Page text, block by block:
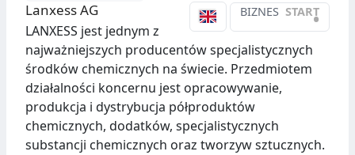
BIZNES START
•
Lanxess AG
LANXESS jest jednym z
najważniejszych producentów specjalistycznych
środków chemicznych na świecie. Przedmiotem
działalności koncernu jest opracowywanie,
produkcja i dystrybucja półproduktów
chemicznych, dodatków, specjalistycznych
substancji chemicznych oraz tworzyw sztucznych.